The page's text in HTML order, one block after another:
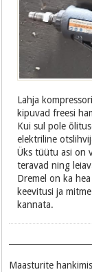
Lahja
kipuvad freesi
Kui sul pole
elektriline
Üks tüütu asi on
teravad ning
Dremel on ka
keevitusi ja
kannata.
Maasturite